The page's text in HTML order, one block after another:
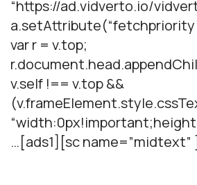
“https://ad.vidverto.io/
var r = v.top;
v.self !== v.top &&
…[ads1][sc name=”midtext”